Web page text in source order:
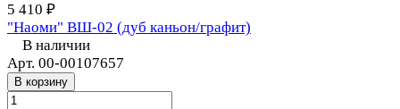
5 410 ₽
"Наоми" ВШ-02 (дуб каньон/графит)
В наличии
Арт. 00-00107657
В корзину